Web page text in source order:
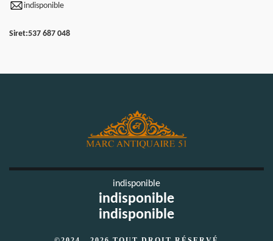
indisponible
Siret:537 687 048
indisponible
indisponible
indisponible